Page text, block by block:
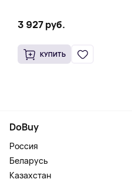
3 927 руб.
КУПИТЬ
DoBuy
Россия
Беларусь
Казахстан